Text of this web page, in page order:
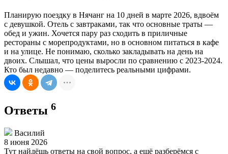
Планирую поездку в Нячанг на 10 дней в марте 2026, вдвоём
с девушкой. Отель с завтраками, так что основные траты —
обед и ужин. Хочется пару раз сходить в приличные
рестораны с морепродуктами, но в основном питаться в кафе
и на улице. Не понимаю, сколько закладывать на день на
двоих. Слышал, что цены выросли по сравнению с 2023-2024.
Кто был недавно — поделитесь реальными цифрами.
Ответы 6
Василий
8 июня 2026
Тут найдёшь ответы на свой вопрос, а ещё разберёмся с